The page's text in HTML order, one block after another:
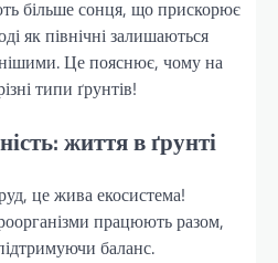
більше сонця, що прискорює
як північні залишаються
Це пояснює, чому на
типи ґрунтів!
життя в ґрунті
це жива екосистема!
працюють разом,
баланс.